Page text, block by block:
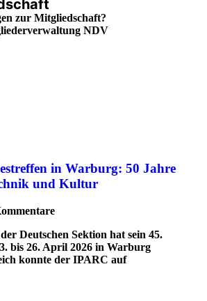
zur Mitgliedschaft?
NDV
in Warburg: 50 Jahre
und Kultur
Deutschen Sektion hat sein 45.
bis 26. April 2026 in Warburg
konnte der IPARC auf